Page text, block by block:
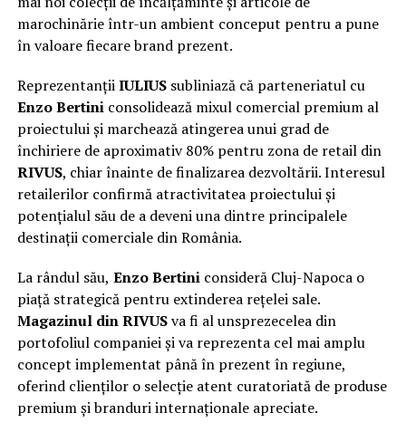
marochinărie într-un ambient conceput pentru a pune
în valoare fiecare brand prezent.
ReprezentanțiiIULIUSsubliniază că parteneriatul cu
Enzo Bertiniconsolidează mixul comercial premium al
proiectului și marchează atingerea unui grad de
închiriere de aproximativ 80% pentru zona de retail din
RIVUS, chiar înainte de finalizarea dezvoltării. Interesul
retailerilor confirmă atractivitatea proiectului și
potențialul său de a deveni una dintre principalele
destinații comerciale din România.
La rândul său, Enzo Bertiniconsideră Cluj-Napoca o
piață strategică pentru extinderea rețelei sale.
Magazinul din RIVUSva fi al unsprezecelea din
portofoliul companiei și va reprezenta cel mai amplu
concept implementat până în prezent în regiune,
oferind clienților o selecție atent curatoriată de produse
premium și branduri internaționale apreciate.